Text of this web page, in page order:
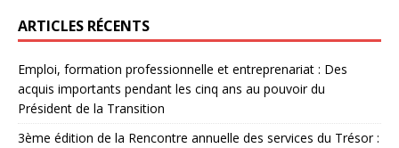
ARTICLES RÉCENTS
Emploi, formation professionnelle et entreprenariat : Des
acquis importants pendant les cinq ans au pouvoir du
Président de la Transition
3ème édition de la Rencontre annuelle des services du Trésor :